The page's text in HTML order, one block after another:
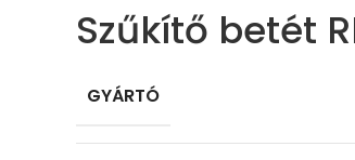
Szűkítő betét
GYÁRTÓ